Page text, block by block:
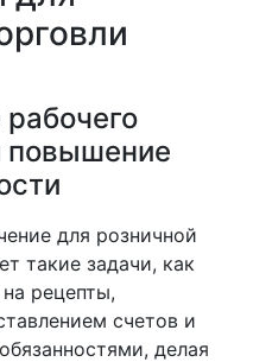
повышение
для розничной
такие задачи, как
рецепты,
счетов и
делая